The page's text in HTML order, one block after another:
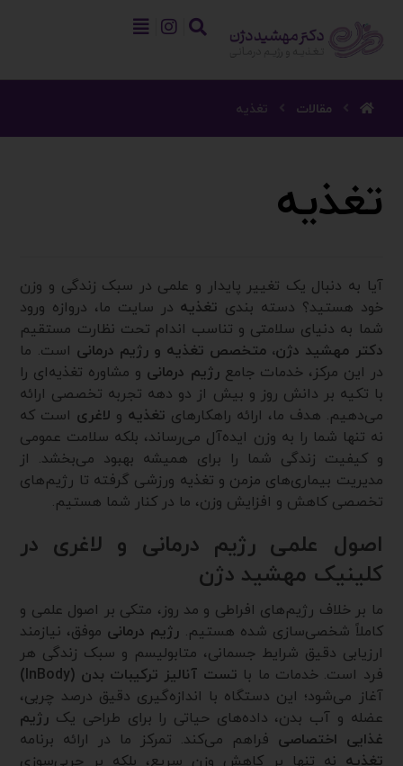
مقالات تغذیه
تغذیه
آیا به دنبال یک تغییر پایدار و علمی در سبک زندگی و وزن
خود هستید؟ دسته بندی تغذیه در سایت ما، دروازه ورود
شما به دنیای سلامتی و تناسب اندام تحت نظارت مستقیم
دکتر مهشید دژن، متخصص تغذیه و رژیم درمانی است. ما
در این مرکز، خدمات جامعرژیم درمانی و مشاوره تغذیه‌ای را
با تکیه بر دانش روز و بیش از دو دهه تجربه تخصصی ارائه
می‌دهیم. هدف ما، ارائه راهکارهای تغذیه و لاغری است که
نه تنها شما را به وزن ایده‌آل می‌رساند، بلکه سلامت عمومی
و کیفیت زندگی شما را برای همیشه بهبود می‌بخشد. از
مدیریت بیماری‌های مزمن و تغذیه ورزشی گرفته تا رژیم‌های
تخصصی کاهش و افزایش وزن، ما در کنار شما هستیم.
اصول علمی رژیم درمانی و لاغری در
کلینیک مهشید دژن
ما بر خلاف رژیم‌های افراطی و مد روز، متکی بر اصول علمی و
کاملاً شخصی‌سازی شده هستیم. رژیم درمانی موفق، نیازمند
ارزیابی دقیق شرایط جسمانی، متابولیسم و سبک زندگی هر
فرد است. خدمات ما با تست آنالیز ترکیبات بدن (InBody)
آغاز می‌شود؛ این دستگاه با اندازه‌گیری دقیق درصد چربی،
عضله و آب بدن، داده‌های حیاتی را برای طراحی یک رژیم
غذایی اختصاصی فراهم می‌کند. تمرکز ما در ارائه برنامه
تغذیه نه تنها بر کاهش وزن سریع، بلکه بر چربی‌سوزی